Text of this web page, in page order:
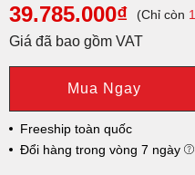
39.785.000₫ (Chỉ còn 1
Giá đã bao gồm VAT
Mua Ngay
Freeship toàn quốc
Đổi hàng trong vòng 7 ngày